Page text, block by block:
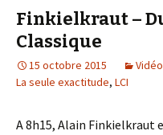
Finkielkraut –
Classique
15 octobre 2015
La seule exactitude, LCI
A 8h15, Alain Finkielkraut